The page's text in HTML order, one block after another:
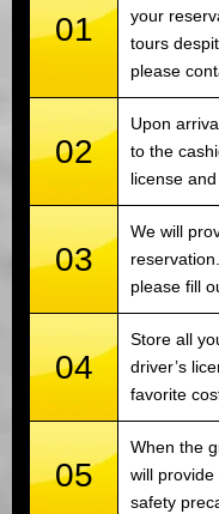
01
your
tours
please
02
Upon
to the
license
03
We will
please fill
04
Store all
driver’s
favorite
05
When the
will
safety